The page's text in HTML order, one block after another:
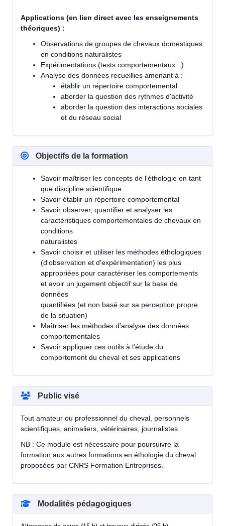
Applications (en lien direct avec les enseignements
théoriques) :
Observations de groupes de chevaux domestiques
en conditions naturalistes
Expérimentations (tests comportementaux...)
Analyse des données recueillies amenant à :
établir un répertoire comportemental
aborder la question des rythmes d'activité
aborder la question des interactions sociales
et du réseau social
Objectifs de la formation
Savoir maîtriser les concepts de l'éthologie en tant
que discipline scientifique
Savoir établir un répertoire comportemental
Savoir observer, quantifier et analyser les
caractéristiques comportementales de chevaux en
conditions
naturalistes
Savoir choisir et utiliser les méthodes éthologiques
(d'observation et d'expérimentation) les plus
appropriées pour caractériser les comportements
et avoir un jugement objectif sur la base de
données
quantifiées (et non basé sur sa perception propre
de la situation)
Maîtriser les méthodes d'analyse des données
comportementales
Savoir appliquer ces outils à l'étude du
comportement du cheval et ses applications
Public visé
Tout amateur ou professionnel du cheval, personnels
scientifiques, animaliers, vétérinaires, journalistes
NB : Ce module est nécessaire pour poursuivre la
formation aux autres formations en éthologie du cheval
proposées par CNRS Formation Entreprises.
Modalités pédagogiques